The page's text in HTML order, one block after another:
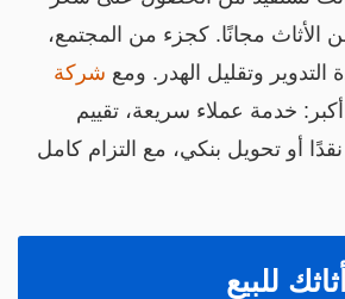
مجانًا. كجزء من المجتمع،
وتقليل الهدر. ومعشركة
خدمة عملاء سريعة، تقييم
أو تحويل بنكي، مع التزام كامل
للبيع